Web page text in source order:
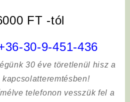
FT -tól
30-9-451-436
30 éve töretlenül hisz a
telefonon vesszük fel a